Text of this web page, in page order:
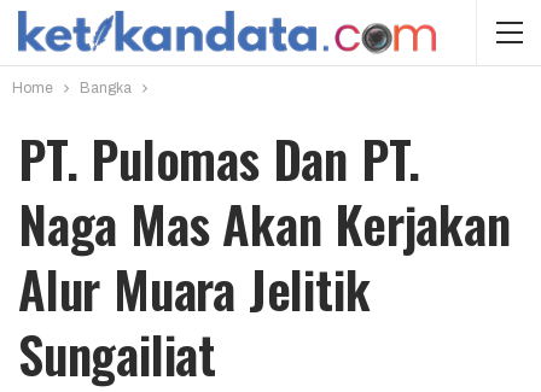
Home Bangka
PT. Pulomas Dan PT.
Naga Mas Akan Kerjakan
Alur Muara Jelitik
Sungailiat